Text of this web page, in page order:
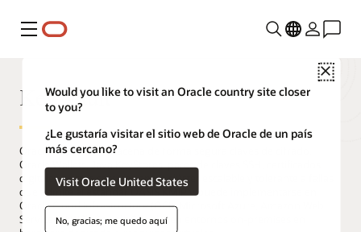
Menú
Close
Would you like to visit an Oracle country site closer
to you?
¿Le gustaría visitar el sitio web de Oracle de un país
más cercano?
Visit Oracle United States
No, gracias; me quedo aquí
Key Vault
Oracle Key Vault almacena de forma segura claves de cifrado,
Oracle Wallets, Java KeyStores, pares de claves SSH, certificados
digitales y otros secretos en un clúster escalable y tolerante a fallas
que admite el estándar OASIS KMIP y puede implementarse en
Oracle Cloud Infrastructure (OCI), Microsoft Azure, Amazon Web
Services (AWS), Google Cloud o en entornos on-premises en